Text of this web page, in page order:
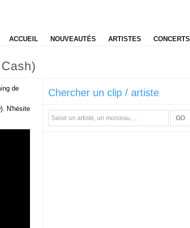
ACCUEIL NOUVEAUTÉS ARTISTES CONCERTS
de
N'hésite
Chercher un clip / artiste
GO